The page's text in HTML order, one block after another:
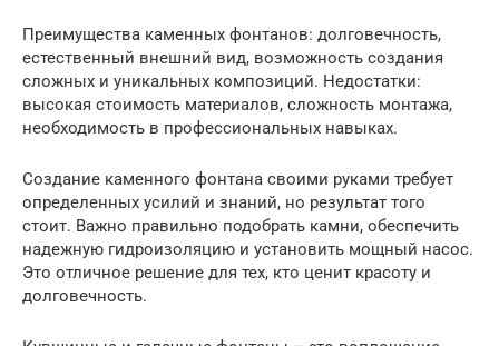
Преимущества каменных фонтанов: долговечность,
естественный внешний вид, возможность создания
сложных и уникальных композиций. Недостатки:
высокая стоимость материалов, сложность монтажа,
необходимость в профессиональных навыках.
Создание каменного фонтана своими руками требует
определенных усилий и знаний, но результат того
стоит. Важно правильно подобрать камни, обеспечить
надежную гидроизоляцию и установить мощный насос.
Это отличное решение для тех, кто ценит красоту и
долговечность.